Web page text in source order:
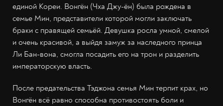
единой Кореи. Вонгён (Чха Джу-ён) была рождена в
семье Мин, представители которой могли заключать
браки с правящей семьёй. Девушка росла умной, смелой
и очень красивой, а выйдя замуж за наследного принца
Ли Бан-вона, смогла посадить его на трон и разделить
императорскую власть.
После предательства Тэджона семья Мин терпит крах, но
Вонгён всё равно способна противостоять боли и